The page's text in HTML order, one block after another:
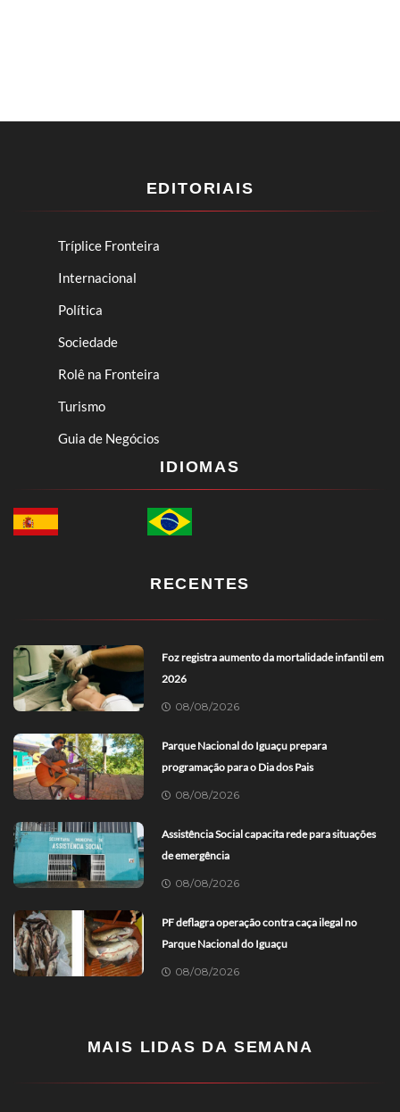
EDITORIAIS
Tríplice Fronteira
Internacional
Política
Sociedade
Rolê na Fronteira
Turismo
Guia de Negócios
IDIOMAS
RECENTES
Foz registra aumento da mortalidade infantil em
2026
08/08/2026
Parque Nacional do Iguaçu prepara
programação para o Dia dos Pais
08/08/2026
Assistência Social capacita rede para situações
de emergência
08/08/2026
PF deflagra operação contra caça ilegal no
Parque Nacional do Iguaçu
08/08/2026
MAIS LIDAS DA SEMANA